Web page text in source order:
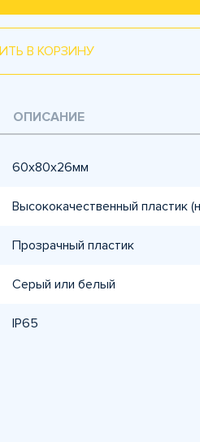
В КОРЗИНУ
ОПИСАНИЕ
60x80x26мм
Высококачественный пластик
Прозрачный пластик
Серый или белый
IP65